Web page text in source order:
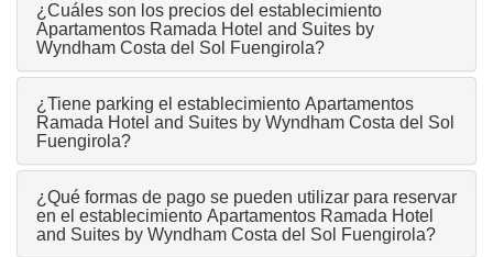
¿Cuáles son los precios del establecimiento
Apartamentos Ramada Hotel and Suites by
Wyndham Costa del Sol Fuengirola?
¿Tiene parking el establecimiento Apartamentos
Ramada Hotel and Suites by Wyndham Costa del Sol
Fuengirola?
¿Qué formas de pago se pueden utilizar para reservar
en el establecimiento Apartamentos Ramada Hotel
and Suites by Wyndham Costa del Sol Fuengirola?